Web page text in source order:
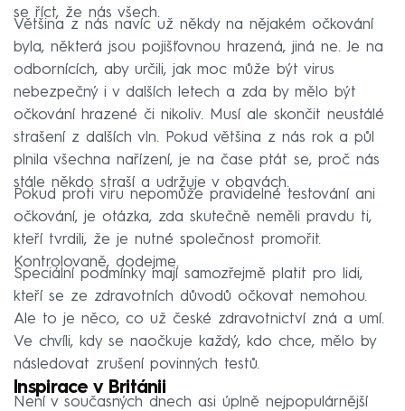
se říct, že nás všech.
Většina z nás navíc už někdy na nějakém očkování
byla, některá jsou pojišťovnou hrazená, jiná ne. Je na
odbornících, aby určili, jak moc může být virus
nebezpečný i v dalších letech a zda by mělo být
očkování hrazené či nikoliv. Musí ale skončit neustálé
strašení z dalších vln. Pokud většina z nás rok a půl
plnila všechna nařízení, je na čase ptát se, proč nás
stále někdo straší a udržuje v obavách.
Pokud proti viru nepomůže pravidelné testování ani
očkování, je otázka, zda skutečně neměli pravdu ti,
kteří tvrdili, že je nutné společnost promořit.
Kontrolovaně, dodejme.
Speciální podmínky mají samozřejmě platit pro lidi,
kteří se ze zdravotních důvodů očkovat nemohou.
Ale to je něco, co už české zdravotnictví zná a umí.
Ve chvíli, kdy se naočkuje každý, kdo chce, mělo by
následovat zrušení povinných testů.
Inspirace v Británii
Není v současných dnech asi úplně nejpopulárnější